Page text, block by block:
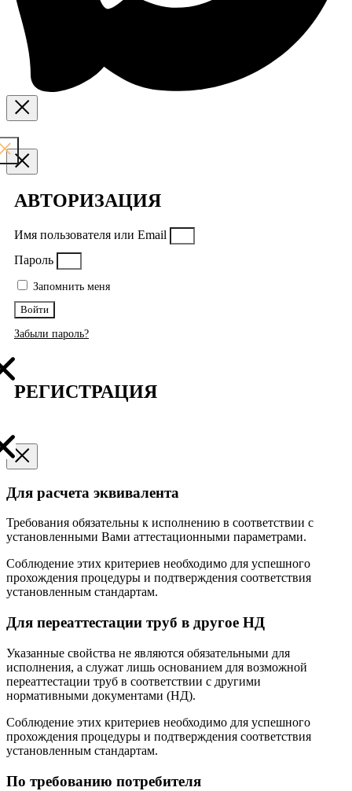
АВТОРИЗАЦИЯ
Имя пользователя или Email
Пароль
Запомнить меня
Войти
Забыли пароль?
РЕГИСТРАЦИЯ
Для расчета эквивалента
Требования обязательны к исполнению в соответствии с
установленными Вами аттестационными параметрами.
Соблюдение этих критериев необходимо для успешного
прохождения процедуры и подтверждения соответствия
установленным стандартам.
Для переаттестации труб в другое НД
Указанные свойства не являются обязательными для
исполнения, а служат лишь основанием для возможной
переаттестации труб в соответствии с другими
нормативными документами (НД).
Соблюдение этих критериев необходимо для успешного
прохождения процедуры и подтверждения соответствия
установленным стандартам.
По требованию потребителя